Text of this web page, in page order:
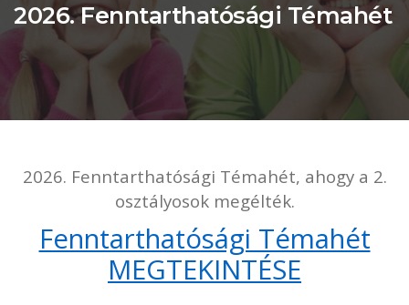
2026. Fenntarthatósági Témahét
2026. Fenntarthatósági Témahét, ahogy a 2.
osztályosok megélték.
Fenntarthatósági Témahét
MEGTEKINTÉSE